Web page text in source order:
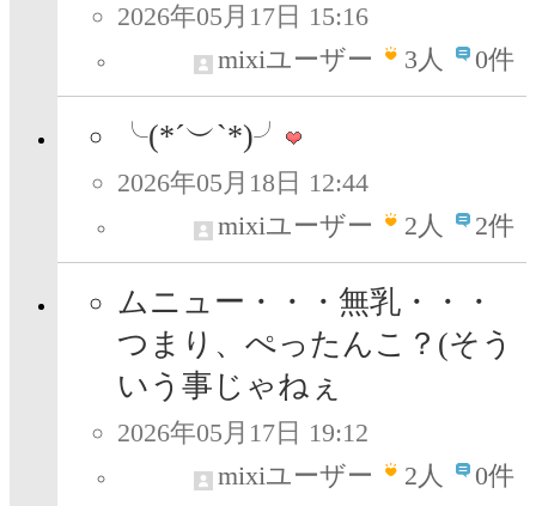
2026年05月17日 15:16
mixiユーザー
3人 0件
╰⁠(⁠*⁠´⁠︶⁠`⁠*⁠)⁠╯
2026年05月18日 12:44
mixiユーザー
2人 2件
ムニュー・・・無乳・・・
つまり、ぺったんこ？(そう
いう事じゃねぇ
2026年05月17日 19:12
mixiユーザー
2人 0件